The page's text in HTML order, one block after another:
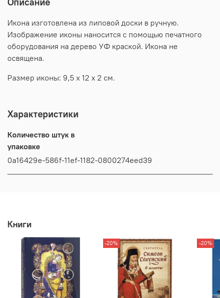
Икона изготовлена из липовой доски в ручную.
Изображение иконы наносится с помощью печатного
оборудования на дерево УФ краской. Икона не
освящена.
Размер иконы: 9,5 х 12 х 2 см.
Характеристики
Количество штук в
упаковке
0a16429e-586f-11ef-1182-0800274eed39
Книги
-20% -20%